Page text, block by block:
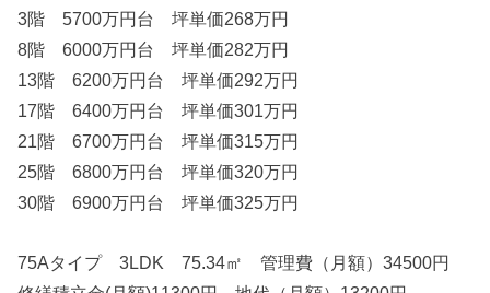
3階 5700万円台 坪単価268万円
8階 6000万円台 坪単価282万円
13階 6200万円台 坪単価292万円
17階 6400万円台 坪単価301万円
21階 6700万円台 坪単価315万円
25階 6800万円台 坪単価320万円
30階 6900万円台 坪単価325万円
75Aタイプ 3LDK 75.34㎡ 管理費（月額）34500円